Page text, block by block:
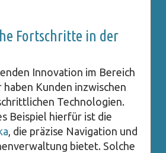
Fortschritte in der
Innovation im Bereich
Kunden inzwischen
Technologien.
Beispiel hierfür ist die
, die präzise Navigation und
bietet. Solche